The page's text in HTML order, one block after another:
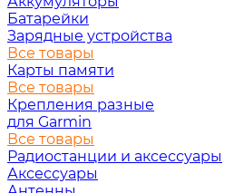
Батарейки
Зарядные устройства
Все товары
Карты памяти
Все товары
Крепления разные
для Garmin
Все товары
Радиостанции и аксессуары
Аксессуары